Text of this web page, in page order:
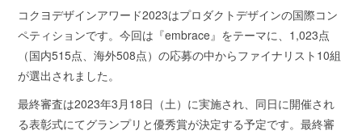
コクヨデザインアワード2023はプロダクトデザインの国際コン
ペティションです。今回は『embrace』をテーマに、1,023点
（国内515点、海外508点）の応募の中からファイナリスト10組
が選出されました。
最終審査は2023年3月18日（土）に実施され、同日に開催され
る表彰式にてグランプリと優秀賞が決定する予定です。最終審